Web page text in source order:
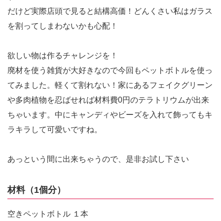
だけど実際店頭で見ると結構高価！どんくさい私はガラス
を割ってしまわないかも心配！
欲しい物は作るチャレンジを！
廃材を使う雑貨が大好きなので今回もペットボトルを使っ
てみました。軽くて割れない！家にあるフェイクグリーン
や多肉植物を忍ばせれば材料費0円のテラトリウムが出来
ちゃいます。中にキャンディやビーズを入れて飾ってもキ
ラキラして可愛いですね。
あっという間に出来ちゃうので、是非お試し下さい
材料（1個分）
空きペットボトル １本